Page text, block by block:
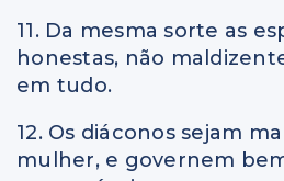
11. Da mesma sorte as
honestas, não
em tudo.
12. Os diáconos sejam
mulher, e governem